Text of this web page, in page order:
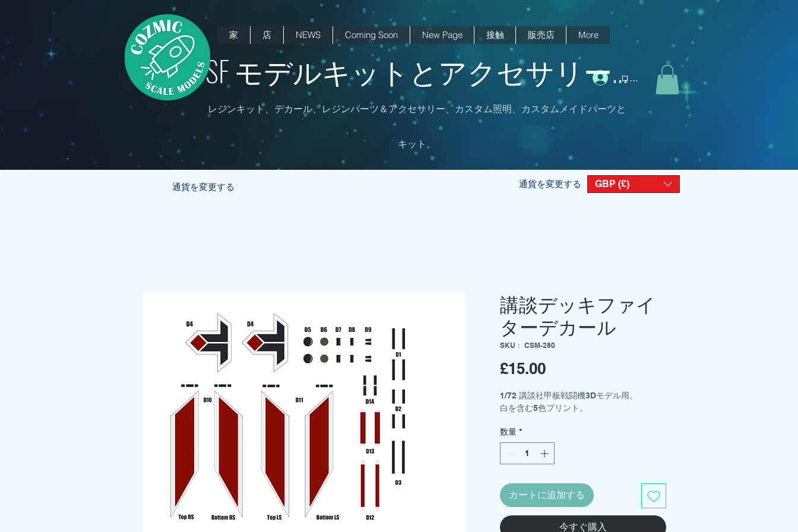
家 店 NEWS Coming Soon New Page 接触 販売店 More
ログイン
SF モデルキットとアクセサリー...
レジンキット、デカール、レジンパーツ＆アクセサリー、カスタム照明、カスタムメイドパーツと
キット。
通貨を変更する 通貨を変更する GBP (£)
講談デッキファイ
ターデカール
SKU： CSM-280
£15.00価
格
1/72 講談社甲板戦闘機3Dモデル用。
白を含む5色プリント。
数量 *
カートに追加する
今すぐ購入